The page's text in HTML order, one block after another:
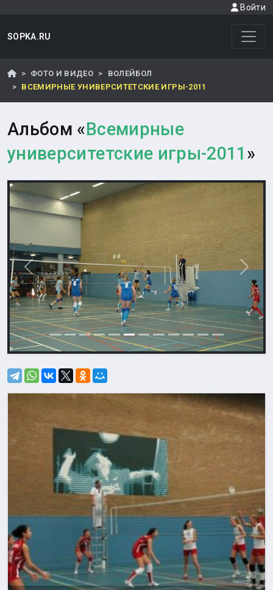
Войти
SOPKA.RU
ФОТО И ВИДЕО
ВОЛЕЙБОЛ
ВСЕМИРНЫЕ УНИВЕРСИТЕТСКИЕ ИГРЫ-2011
Альбом «Всемирные
университетские игры-2011 »
Назад